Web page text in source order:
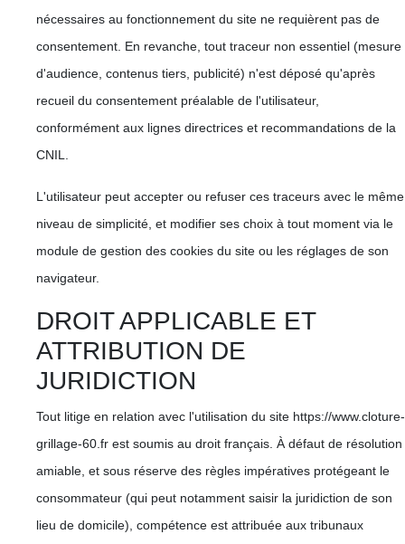
nécessaires au fonctionnement du site ne requièrent pas de
consentement. En revanche, tout traceur non essentiel (mesure
d'audience, contenus tiers, publicité) n'est déposé qu'après
recueil du consentement préalable de l'utilisateur,
conformément aux lignes directrices et recommandations de la
CNIL.
L'utilisateur peut accepter ou refuser ces traceurs avec le même
niveau de simplicité, et modifier ses choix à tout moment via le
module de gestion des cookies du site ou les réglages de son
navigateur.
DROIT APPLICABLE ET
ATTRIBUTION DE
JURIDICTION
Tout litige en relation avec l'utilisation du site https://www.cloture-
grillage-60.fr est soumis au droit français. À défaut de résolution
amiable, et sous réserve des règles impératives protégeant le
consommateur (qui peut notamment saisir la juridiction de son
lieu de domicile), compétence est attribuée aux tribunaux